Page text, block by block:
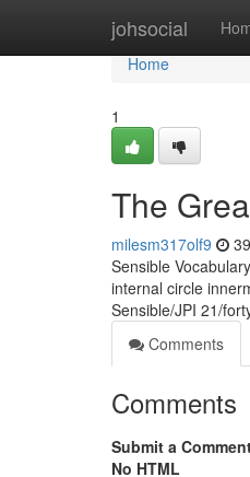
johsocial
Home
Home
1
The
milesm317olf9
Sensible
internal circle
Sensible/JPI 21/
Comments
Comments
Submit a
No HTML